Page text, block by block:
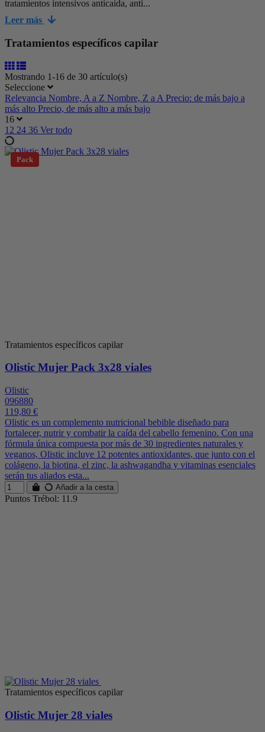
tratamientos intensivos anticaída, anti...
Leer más
Tratamientos específicos capilar
Mostrando 1-16 de 30 artículo(s)
Seleccione
Relevancia Nombre, A a Z Nombre, Z a A Precio: de más bajo a
más alto Precio, de más alto a más bajo
16
12 24 36 Ver todo
Pack
Tratamientos específicos capilar
Olistic Mujer Pack 3x28 viales
Olistic
096880
119,80 €
Olistic es un complemento nutricional bebible diseñado para
fortalecer, nutrir y combatir la caída del cabello femenino. Con una
fórmula única compuesta por más de 30 ingredientes naturales y
veganos, Olistic incluye 12 potentes antioxidantes, que junto con el
colágeno, la biotina, el zinc, la ashwagandha y vitaminas esenciales
serán tus aliados esta...
Añadir a la cesta
Puntos Trébol: 11.9
Tratamientos específicos capilar
Olistic Mujer 28 viales